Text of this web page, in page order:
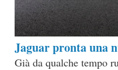
Jaguar pronta una
Già da qualche tempo